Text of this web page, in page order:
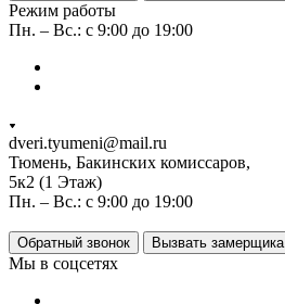
Режим работы
Пн. – Вс.: с 9:00 до 19:00
dveri.tyumeni@mail.ru
Тюмень, Бакинских комиссаров,
5к2 (1 Этаж)
Пн. – Вс.: с 9:00 до 19:00
Обратный звонок Вызвать замерщика
Мы в соцсетях